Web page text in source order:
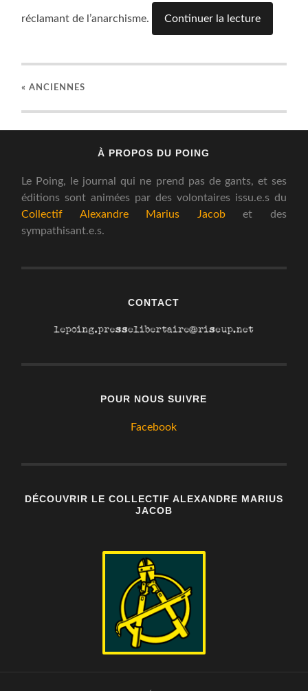
réclamant de l’anarchisme. Continuer la lecture
« ANCIENNES
À PROPOS DU POING
Le Poing, le journal qui ne prend pas de gants, et ses
éditions sont animées par des volontaires issu.e.s du
Collectif Alexandre Marius Jacobet des
sympathisant.e.s.
CONTACT
POUR NOUS SUIVRE
Facebook
DÉCOUVRIR LE COLLECTIF ALEXANDRE MARIUS
JACOB